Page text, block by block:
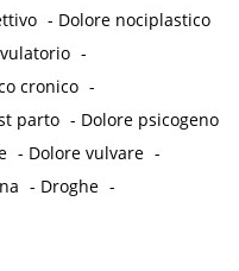
- Dolore nociplastico
-
cronico -
parto - Dolore psicogeno
- Dolore vulvare -
- Droghe -